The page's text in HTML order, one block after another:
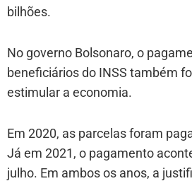
bilhões.
No governo Bolsonaro, o
beneficiários do INSS também
estimular a economia.
Em 2020, as parcelas foram
Já em 2021, o pagamento
julho. Em ambos os anos, a